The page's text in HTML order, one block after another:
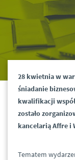
28 kwietnia w
śniadanie
kwalifikacji
zostało
kancelarią Affre i
Tematem